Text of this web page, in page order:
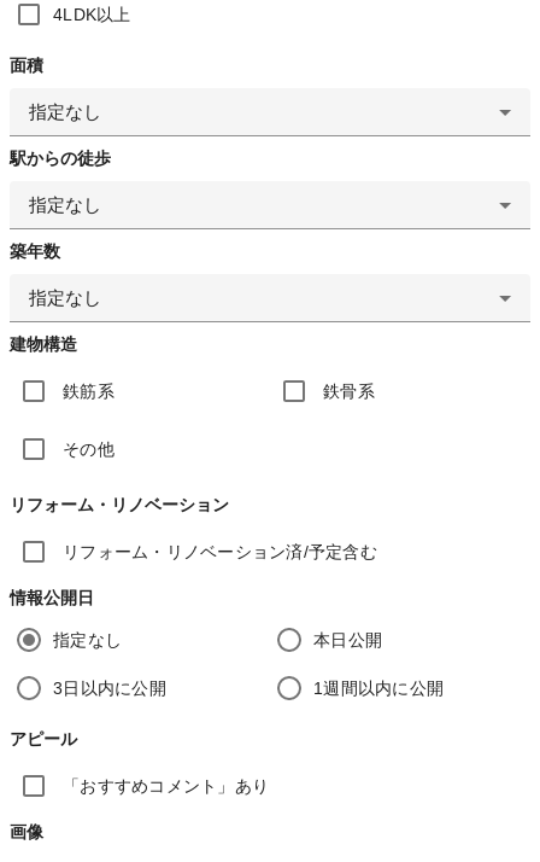
4LDK以上
面積
指定なし
駅からの徒歩
指定なし
築年数
指定なし
建物構造
鉄筋系 鉄骨系
その他
リフォーム・リノベーション
リフォーム・リノベーション済/予定含む
情報公開日
指定なし 本日公開
3日以内に公開 1週間以内に公開
アピール
「おすすめコメント」あり
画像